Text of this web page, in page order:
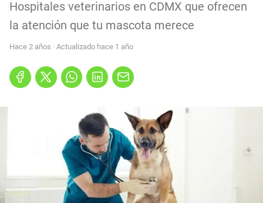
Hospitales veterinarios en CDMX que ofrecen
la atención que tu mascota merece
hace 2 años · Actualizado hace 1 año